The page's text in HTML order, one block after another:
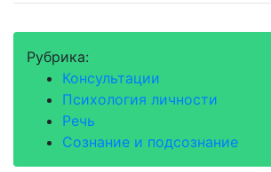
Рубрика:
Консультации
Психология личности
Речь
Сознание и подсознание